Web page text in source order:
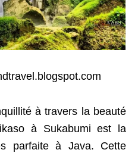
à travers la beauté
à Sukabumi est la
parfaite à Java. Cette